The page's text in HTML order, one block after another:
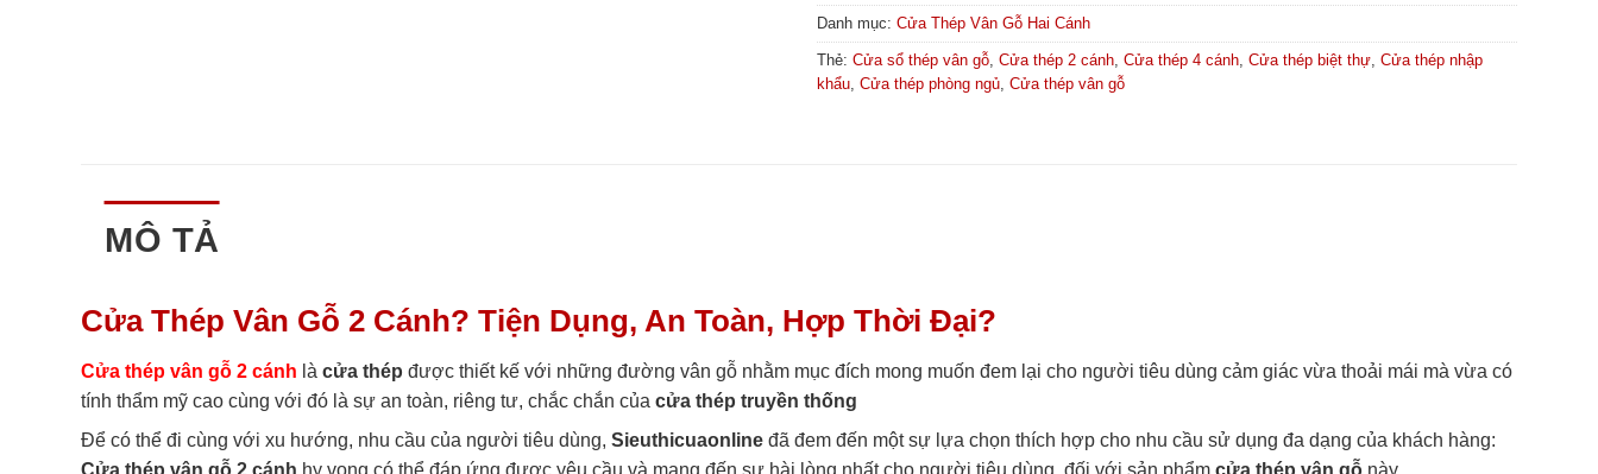
Danh mục: Cửa Thép Vân Gỗ Hai Cánh
Thẻ: Cửa sổ thép vân gỗ Cửa thép 2 cánh Cửa thép 4 cánh Cửa thép biệt thự Cửa thép nhập
khẩu Cửa thép phòng ngủ Cửa thép vân gỗ
MÔ TẢ
Cửa Thép Vân Gỗ 2 Cánh? Tiện Dụng, An Toàn, Hợp Thời Đại?
Cửa thép vân gỗ 2 cánh là cửa thép được thiết kế với những đường vân gỗ nhằm mục đích mong muốn đem lại cho người tiêu dùng cảm giác vừa thoải mái mà vừa có
tính thẩm mỹ cao cùng với đó là sự an toàn, riêng tư, chắc chắn của cửa thép truyền thống
Để có thể đi cùng với xu hướng, nhu cầu của người tiêu dùng, Sieuthicuaonline đã đem đến một sự lựa chọn thích hợp cho nhu cầu sử dụng đa dạng của khách hàng: